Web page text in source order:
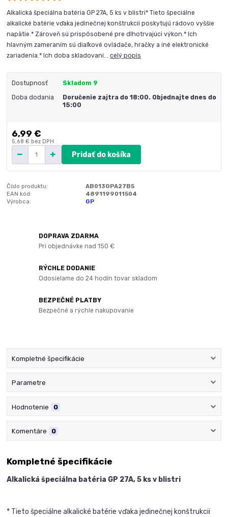
Alkalická špeciálna batéria GP 27A, 5 ks v blistri* Tieto špeciálne
alkalické batérie vďaka jedinečnej konštrukcii poskytujú rádovo vyššie
napätie.* Zároveň sú prispôsobené pre dlhotrvajúci výkon.* Ich
hlavným zameraním sú diaľkové ovládače, hračky a iné elektronické
zariadenia.* Ich doba skladovani...celý popis
Dostupnosť Skladom 9
Doba dodania
Doručenie zajtra do 18:00. Objednajte dnes do
15:00
6,99 €
5,68 € bez DPH
Pridať do košíka
Číslo produktu:
AB013GPA27B5
EAN kód:
4891199011504
Výrobca:
GP
DOPRAVA ZDARMA
Pri objednávke nad 150 €
RÝCHLE DODANIE
Odosielame do 24 hodín tovar skladom
BEZPEČNÉ PLATBY
Bezpečné a rýchle nakupovanie
Kompletné špecifikácie
Parametre
Hodnotenie 0
Komentáre 0
Kompletné špecifikácie
Alkalická špeciálna batéria GP 27A, 5 ks v blistri
* Tieto špeciálne alkalické batérie vďaka jedinečnej konštrukcii